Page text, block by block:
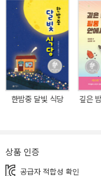
기계를 매개로 일어나는 마법
픔과 상실감에 빠져 있는 한
한 발 자신이 맺고 있는 관계
는 이야기를 담담하고도 가슴 뭉클
리 동전을 넣고 돌렸을 때 꽝
는 독특한 설정은 호기심을 불
주인공 희수가 왜 뽑기를 싫어
어떤 것인지 의문으로 둔 채
청소년평론가)은 “이 모든 이
한밤중 달빛 식당 깊은
상품 인증
공급자 적합성 확인